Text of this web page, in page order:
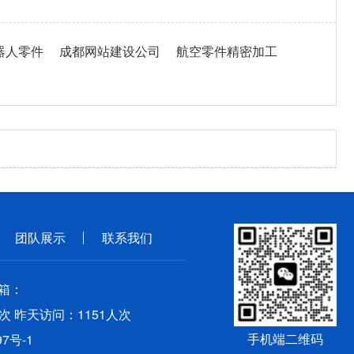
人零件 成都网站建设公司
航空零件精密加工
团队展示 联系我们
：
昨天访问：1151人次
号-1 手机端二维码